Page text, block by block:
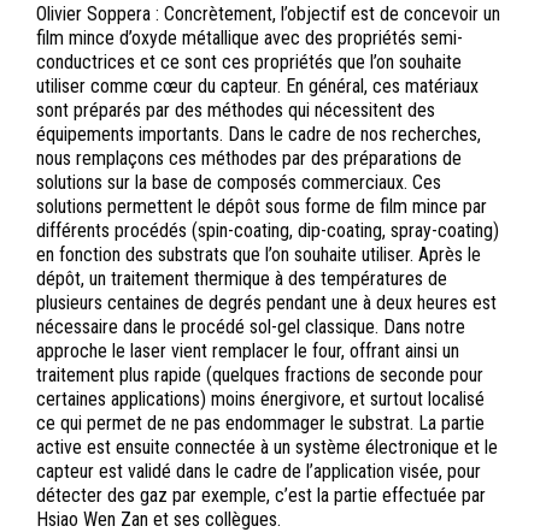
Olivier Soppera : Concrètement, l’objectif est de concevoir un
film mince d’oxyde métallique avec des propriétés semi-
conductrices et ce sont ces propriétés que l’on souhaite
utiliser comme cœur du capteur. En général, ces matériaux
sont préparés par des méthodes qui nécessitent des
équipements importants. Dans le cadre de nos recherches,
nous remplaçons ces méthodes par des préparations de
solutions sur la base de composés commerciaux. Ces
solutions permettent le dépôt sous forme de film mince par
différents procédés (spin-coating, dip-coating, spray-coating)
en fonction des substrats que l’on souhaite utiliser. Après le
dépôt, un traitement thermique à des températures de
plusieurs centaines de degrés pendant une à deux heures est
nécessaire dans le procédé sol-gel classique. Dans notre
approche le laser vient remplacer le four, offrant ainsi un
traitement plus rapide (quelques fractions de seconde pour
certaines applications) moins énergivore, et surtout localisé
ce qui permet de ne pas endommager le substrat. La partie
active est ensuite connectée à un système électronique et le
capteur est validé dans le cadre de l’application visée, pour
détecter des gaz par exemple, c’est la partie effectuée par
Hsiao Wen Zan et ses collègues.